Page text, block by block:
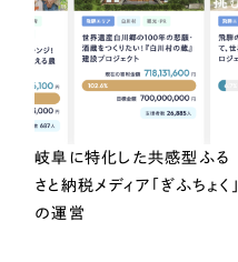
岐阜に特化した共感型ふる
さと納税メディア「ぎふちょく」
の運営